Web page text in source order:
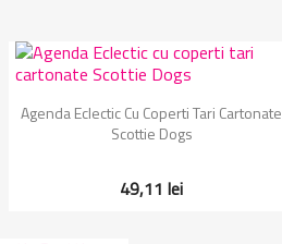
Vizualizare rapida
Agenda Eclectic Cu Coperti Tari Cartonate
Scottie Dogs
49,11 lei